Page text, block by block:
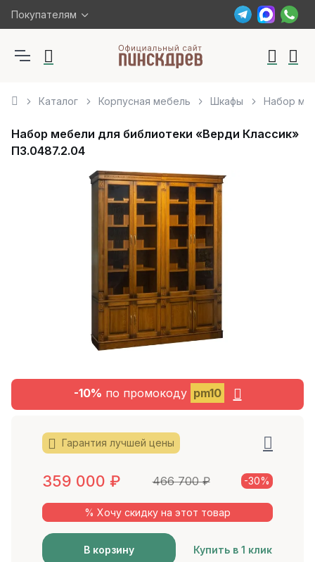
Покупателям
Каталог Корпусная мебель Шкафы Набор
Набор мебели для библиотеки «Верди Классик»
П3.0487.2.04
-10% по промокоду pm10
Гарантия лучшей цены
359 000 ₽ 466 700₽ -30%
% Хочу скидку на этот товар
В корзину Купить в 1 клик